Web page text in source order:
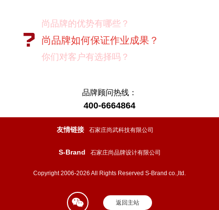
尚品牌的优势有哪些？
尚品牌如何保证作业成果？
你们对客户有选择吗？
有没有案例资料？
项目启动之前您需要给我们提供什么资
料？
怎样保证项目进度按时完成？
设计过程中双方怎样进行沟通？
如果在设计的过程中出现问题怎么处
品牌顾问热线：
400-6664864
友情链接 石家庄尚武科技有限公司
S-Brand 石家庄尚品牌设计有限公司
Copyright 2006-2026 All Rights Reserved S-Brand co.,ltd.
返回主站